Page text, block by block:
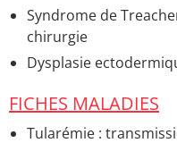
Syndrome de
chirurgie
Dysplasie
FICHES MALADIES
Tularémie :